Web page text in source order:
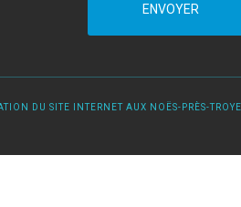
ENVOYER
DU SITE INTERNET AUX NOËS-PRÈS-